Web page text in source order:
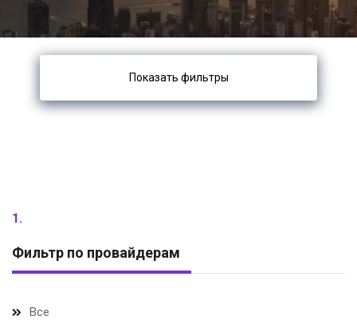
Показать фильтры
Фильтр по провайдерам
Все
1.